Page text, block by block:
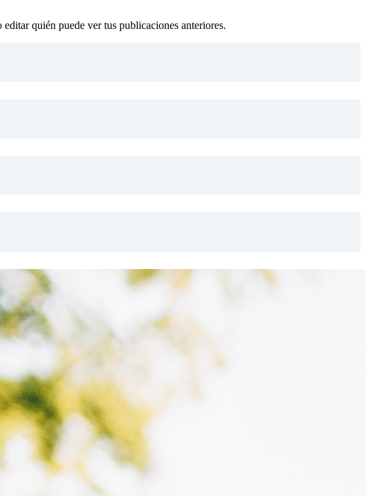
quién puede ver tus publicaciones anteriores.